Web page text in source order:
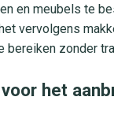
en meubels te
vervolgens
bereiken zonder
het